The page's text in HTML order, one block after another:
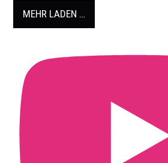
MEHR LADEN …